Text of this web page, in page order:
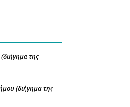
της
(διήγημα της